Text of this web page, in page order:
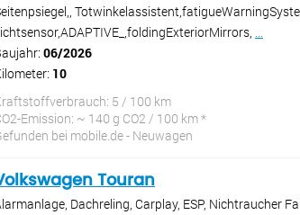
...
06/2026
10
5 / 100 km
Emission: ~ 140 g CO2 / 100 km *
bei mobile.de - Neuwagen
Touran
Dachreling, Carplay, ESP, Nichtraucher